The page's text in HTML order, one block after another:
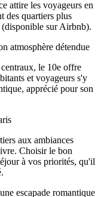
attire les voyageurs en
des quartiers plus
sur Airbnb).
atmosphère détendue
le 10e offre
et voyageurs s'y
apprécié pour son
aux ambiances
Choisir le bon
à vos priorités, qu'il
escapade romantique